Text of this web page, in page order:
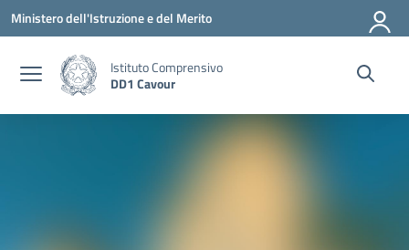
Vai ai contenuti
Vai al menu di navigazione
Vai al footer
Ministero dell'Istruzione e del Merito
Istituto Comprensivo
DD1 Cavour